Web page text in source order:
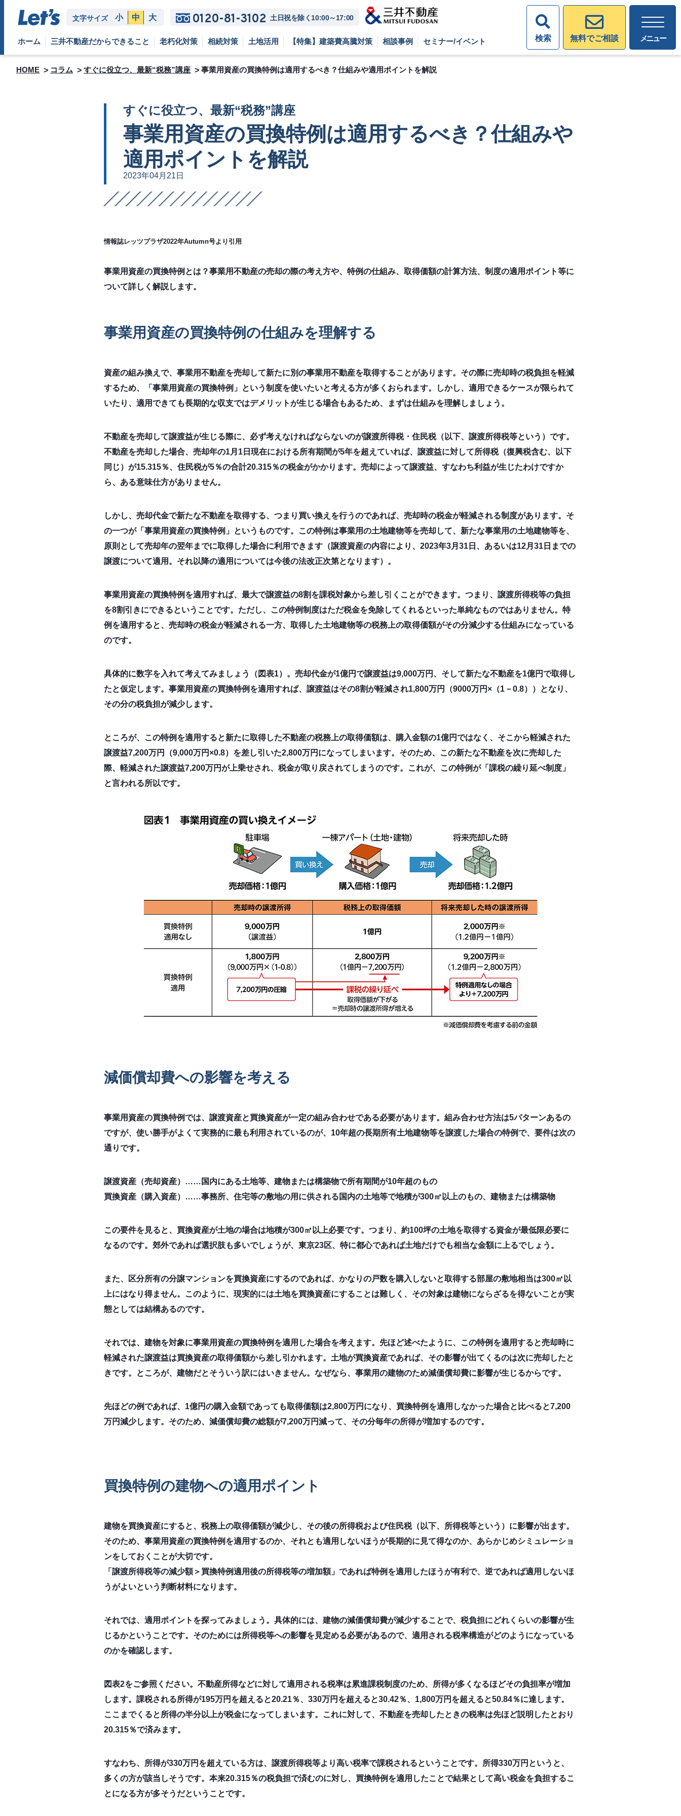
文字サイズ 小 中 大 0120-81-3102 土日祝を除く10:00～17:00
ホーム 三井不動産だからできること 老朽化対策 相続対策 土地活用 【特集】建築費高騰対策 相談事例 セミナー/イベント 検索 無料でご相談 メニュー
HOME コラム すぐに役立つ、最新“税務”講座 事業用資産の買換特例は適用するべき？仕組みや適用ポイントを解説
すぐに役立つ、最新“税務”講座
事業用資産の買換特例は適用するべき？仕組みや
適用ポイントを解説
2023年04月21日
情報誌レッツプラザ2022年Autumn号より引用
事業用資産の買換特例とは？事業用不動産の売却の際の考え方や、特例の仕組み、取得価額の計算方法、制度の適用ポイント等に
ついて詳しく解説します。
事業用資産の買換特例の仕組みを理解する
資産の組み換えで、事業用不動産を売却して新たに別の事業用不動産を取得することがあります。その際に売却時の税負担を軽減
するため、「事業用資産の買換特例」という制度を使いたいと考える方が多くおられます。しかし、適用できるケースが限られて
いたり、適用できても長期的な収支ではデメリットが生じる場合もあるため、まずは仕組みを理解しましょう。
不動産を売却して譲渡益が生じる際に、必ず考えなければならないのが譲渡所得税・住民税（以下、譲渡所得税等という）です。
不動産を売却した場合、売却年の1月1日現在における所有期間が5年を超えていれば、譲渡益に対して所得税（復興税含む、以下
同じ）が15.315％、住民税が5％の合計20.315％の税金がかかります。売却によって譲渡益、すなわち利益が生じたわけですか
ら、ある意味仕方がありません。
しかし、売却代金で新たな不動産を取得する、つまり買い換えを行うのであれば、売却時の税金が軽減される制度があります。そ
の一つが「事業用資産の買換特例」というものです。この特例は事業用の土地建物等を売却して、新たな事業用の土地建物等を、
原則として売却年の翌年までに取得した場合に利用できます（譲渡資産の内容により、2023年3月31日、あるいは12月31日までの
譲渡について適用。それ以降の適用については今後の法改正次第となります）。
事業用資産の買換特例を適用すれば、最大で譲渡益の8割を課税対象から差し引くことができます。つまり、譲渡所得税等の負担
を8割引きにできるということです。ただし、この特例制度はただ税金を免除してくれるといった単純なものではありません。特
例を適用すると、売却時の税金が軽減される一方、取得した土地建物等の税務上の取得価額がその分減少する仕組みになっている
のです。
具体的に数字を入れて考えてみましょう（図表1）。売却代金が1億円で譲渡益は9,000万円、そして新たな不動産を1億円で取得し
たと仮定します。事業用資産の買換特例を適用すれば、譲渡益はその8割が軽減され1,800万円（9000万円×（1－0.8））となり、
その分の税負担が減少します。
ところが、この特例を適用すると新たに取得した不動産の税務上の取得価額は、購入金額の1億円ではなく、そこから軽減された
譲渡益7,200万円（9,000万円×0.8）を差し引いた2,800万円になってしまいます。そのため、この新たな不動産を次に売却した
際、軽減された譲渡益7,200万円が上乗せされ、税金が取り戻されてしまうのです。これが、この特例が「課税の繰り延べ制度」
と言われる所以です。
減価償却費への影響を考える
事業用資産の買換特例では、譲渡資産と買換資産が一定の組み合わせである必要があります。組み合わせ方法は5パターンあるの
ですが、使い勝手がよくて実務的に最も利用されているのが、10年超の長期所有土地建物等を譲渡した場合の特例で、要件は次の
通りです。
譲渡資産（売却資産）……国内にある土地等、建物または構築物で所有期間が10年超のもの
買換資産（購入資産）……事務所、住宅等の敷地の用に供される国内の土地等で地積が300㎡以上のもの、建物または構築物
この要件を見ると、買換資産が土地の場合は地積が300㎡以上必要です。つまり、約100坪の土地を取得する資金が最低限必要に
なるのです。郊外であれば選択肢も多いでしょうが、東京23区、特に都心であれば土地だけでも相当な金額に上るでしょう。
また、区分所有の分譲マンションを買換資産にするのであれば、かなりの戸数を購入しないと取得する部屋の敷地相当は300㎡以
上にはなり得ません。このように、現実的には土地を買換資産にすることは難しく、その対象は建物にならざるを得ないことが実
態としては結構あるのです。
それでは、建物を対象に事業用資産の買換特例を適用した場合を考えます。先ほど述べたように、この特例を適用すると売却時に
軽減された譲渡益は買換資産の取得価額から差し引かれます。土地が買換資産であれば、その影響が出てくるのは次に売却したと
きです。ところが、建物だとそういう訳にはいきません。なぜなら、事業用の建物のため減価償却費に影響が生じるからです。
先ほどの例であれば、1億円の購入金額であっても取得価額は2,800万円になり、買換特例を適用しなかった場合と比べると7,200
万円減少します。そのため、減価償却費の総額が7,200万円減って、その分毎年の所得が増加するのです。
買換特例の建物への適用ポイント
建物を買換資産にすると、税務上の取得価額が減少し、その後の所得税および住民税（以下、所得税等という）に影響が出ます。
そのため、事業用資産の買換特例を適用するのか、それとも適用しないほうが長期的に見て得なのか、あらかじめシミュレーショ
ンをしておくことが大切です。
「譲渡所得税等の減少額＞買換特例適用後の所得税等の増加額」であれば特例を適用したほうが有利で、逆であれば適用しないほ
うがよいという判断材料になります。
それでは、適用ポイントを探ってみましょう。具体的には、建物の減価償却費が減少することで、税負担にどれくらいの影響が生
じるかということです。そのためには所得税等への影響を見定める必要があるので、適用される税率構造がどのようになっている
のかを確認します。
図表2をご参照ください。不動産所得などに対して適用される税率は累進課税制度のため、所得が多くなるほどその負担率が増加
します。課税される所得が195万円を超えると20.21％、330万円を超えると30.42％、1,800万円を超えると50.84％に達します。
ここまでくると所得の半分以上が税金になってしまいます。これに対して、不動産を売却したときの税率は先ほど説明したとおり
20.315％で済みます。
すなわち、所得が330万円を超えている方は、譲渡所得税等より高い税率で課税されるということです。所得330万円というと、
多くの方が該当しそうです。本来20.315％の税負担で済むのに対し、買換特例を適用したことで結果として高い税金を負担するこ
とになる方が多そうだということです。